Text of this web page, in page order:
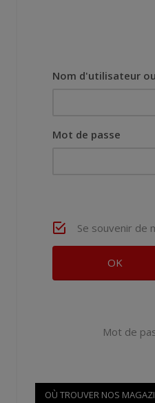
Nom d'utilisateur
Mot de passe
Se souvenir de
Mot de
OÙ TROUVER NOS